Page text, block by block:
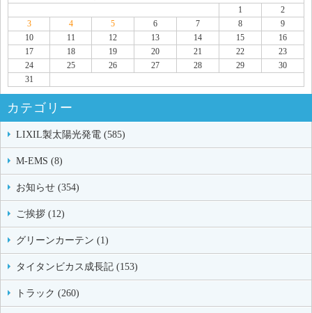
1
2
3
4 5 6 7 8
9
10
11 12 13 14 15
16
17
18 19 20 21 22
23
24
25 26 27 28 29
30
31
カテゴリー
LIXIL製太陽光発電 (585)
M-EMS (8)
お知らせ (354)
ご挨拶 (12)
グリーンカーテン (1)
タイタンビカス成長記 (153)
トラック (260)